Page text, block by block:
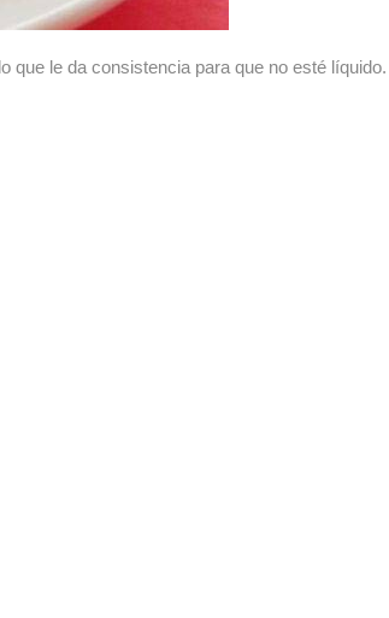
que le da consistencia para que no esté líquido.